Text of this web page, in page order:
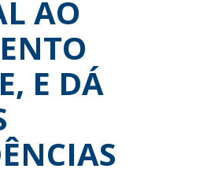
AO
E DÁ